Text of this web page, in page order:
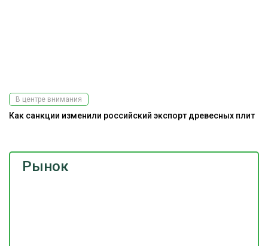
Рынок
В центре внимания
Как санкции изменили российский экспорт древесных плит